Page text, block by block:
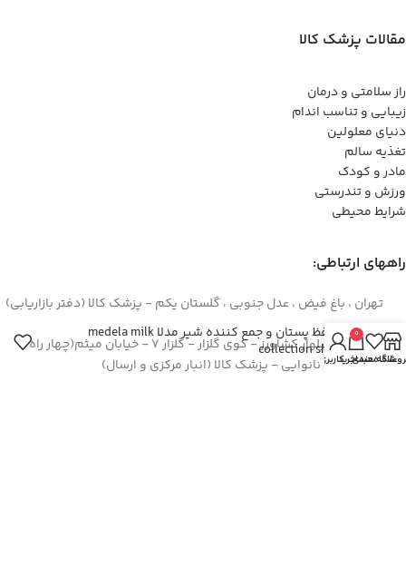
مقالات پزشک کالا
راز سلامتی و درمان
زیبایی و تناسب اندام
دنیای معلولین
تغذیه سالم
مادر و کودک
ورزش و تندرستی
شرایط محیطی
راههای ارتباطی:
تهران ، باغ فیض ، عدل جنوبی ، گلستان یکم - پزشک کالا (دفتر بازاریابی)
اصفهان – بلوار کشاورز - کوی گلزار - گلزار 7 - خیابان میثم(چهار راه
سوم) - روبروی نانوایی - پزشک کالا (انبار مرکزی و ارسال)
محافظ پستان و جمع کننده شیر مدلا medela milk
collection shiels علاقه مندی
0
سبد خرید
حساب کاربری من